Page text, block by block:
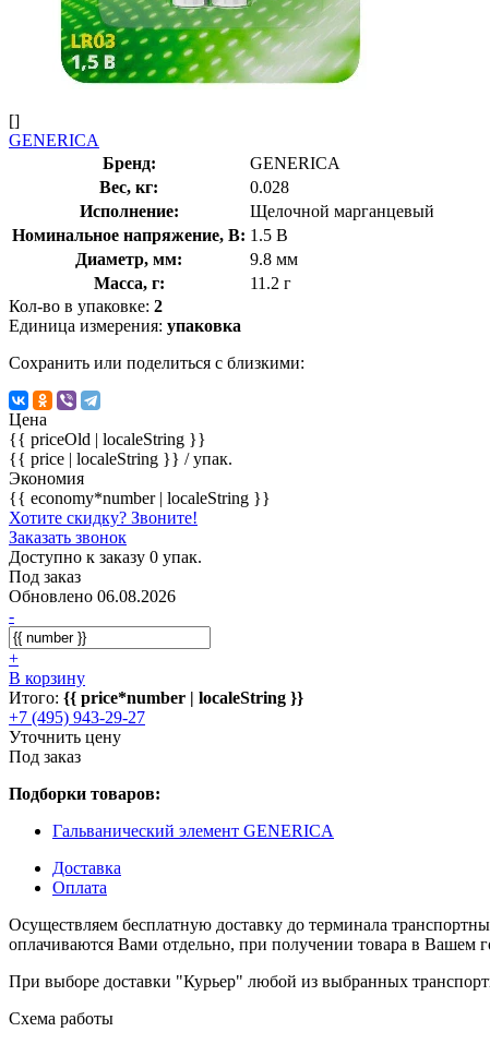
[]
GENERICA
Бренд:
GENERICA
Вес, кг:
0.028
Исполнение:
Щелочной марганцевый
Номинальное напряжение, В: 1.5 В
Диаметр, мм:
9.8 мм
Масса, г:
11.2 г
Кол-во в упаковке: 2
Единица измерения: упаковка
Сохранить или поделиться с близкими:
Цена
{{ priceOld | localeString }}
{{ price | localeString }} / упак.
Экономия
{{ economy*number | localeString }}
Хотите скидку? Звоните!
Заказать звонок
Доступно к заказу 0 упак.
Под заказ
Обновлено 06.08.2026
-
+
В корзину
Итого: {{ price*number | localeString }}
+7 (495) 943-29-27
Уточнить цену
Под заказ
Подборки товаров:
Гальванический элемент GENERICA
Доставка
Оплата
Осуществляем бесплатную доставку до терминала
оплачиваются Вами отдельно, при получении товара в Вашем
При выборе доставки "Курьер" любой из выбранных
Схема работы